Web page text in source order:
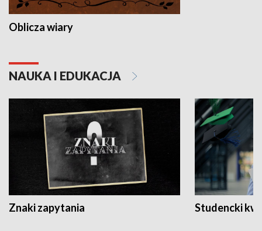
Oblicza wiary
NAUKA I EDUKACJA
Znaki zapytania Studencki